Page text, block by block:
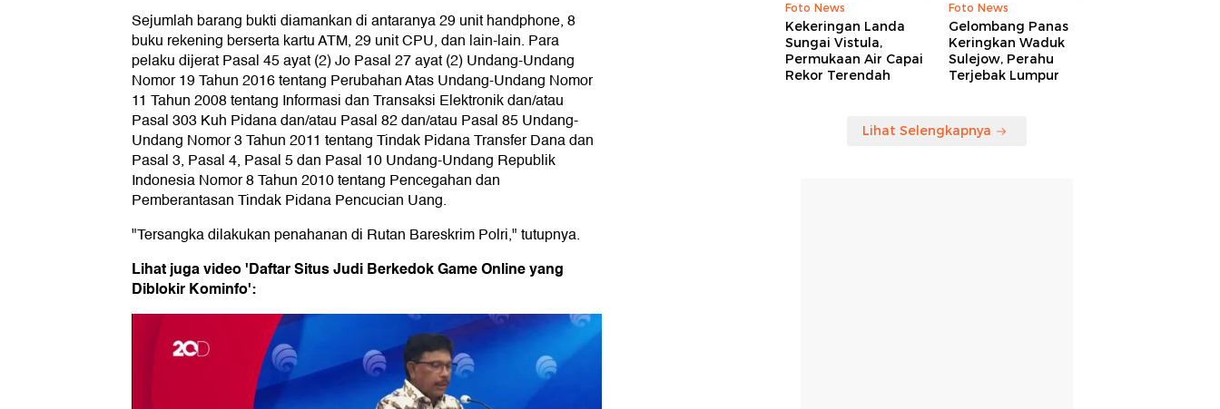
Sejumlah barang bukti diamankan di antaranya 29 unit handphone, 8
buku rekening berserta kartu ATM, 29 unit CPU, dan lain-lain. Para
pelaku dijerat Pasal 45 ayat (2) Jo Pasal 27 ayat (2) Undang-Undang
Nomor 19 Tahun 2016 tentang Perubahan Atas Undang-Undang Nomor
11 Tahun 2008 tentang Informasi dan Transaksi Elektronik dan/atau
Pasal 303 Kuh Pidana dan/atau Pasal 82 dan/atau Pasal 85 Undang-
Undang Nomor 3 Tahun 2011 tentang Tindak Pidana Transfer Dana dan
Pasal 3, Pasal 4, Pasal 5 dan Pasal 10 Undang-Undang Republik
Indonesia Nomor 8 Tahun 2010 tentang Pencegahan dan
Pemberantasan Tindak Pidana Pencucian Uang.
"Tersangka dilakukan penahanan di Rutan Bareskrim Polri," tutupnya.
Lihat juga video 'Daftar Situs Judi Berkedok Game Online yang
Diblokir Kominfo':
Foto News
Kekeringan Landa
Sungai Vistula,
Permukaan Air Capai
Rekor Terendah
Foto News
Gelombang Panas
Keringkan Waduk
Sulejow, Perahu
Terjebak Lumpur
Lihat Selengkapnya